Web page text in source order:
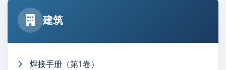
建筑
焊接手册（第1卷）